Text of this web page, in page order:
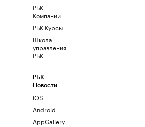
РБК
Компании
РБК Курсы
Школа
управления
РБК
РБК
Новости
iOS
Android
AppGallery